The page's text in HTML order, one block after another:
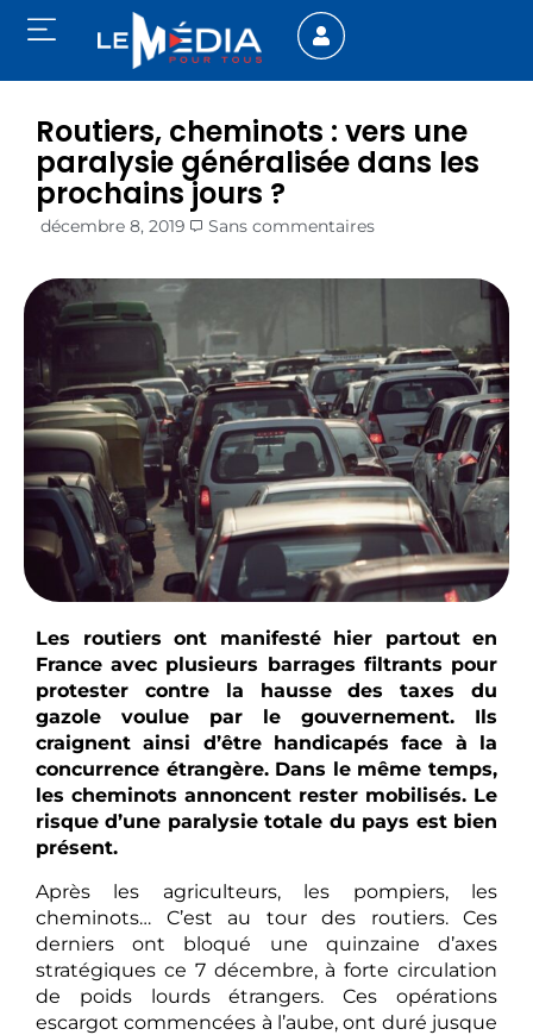
Routiers, cheminots : vers une
paralysie généralisée dans les
prochains jours ?
décembre 8, 2019 Sans commentaires
Les routiers ont manifesté hier partout en
France avec plusieurs barrages filtrants pour
protester contre la hausse des taxes du
gazole voulue par le gouvernement. Ils
craignent ainsi d’être handicapés face à la
concurrence étrangère. Dans le même temps,
les cheminots annoncent rester mobilisés. Le
risque d’une paralysie totale du pays est bien
présent.
Après les agriculteurs, les pompiers, les
cheminots… C’est au tour des routiers. Ces
derniers ont bloqué une quinzaine d’axes
stratégiques ce 7 décembre, à forte circulation
de poids lourds étrangers. Ces opérations
escargot commencées à l’aube, ont duré jusque